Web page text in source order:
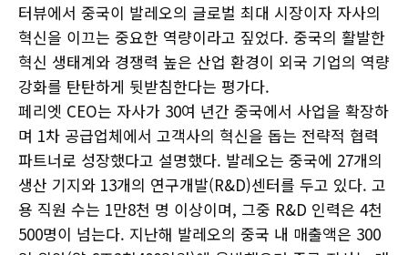
터뷰에서 중국이 발레오의 글로벌 최대 시장이자 자사의
혁신을 이끄는 중요한 역량이라고 짚었다. 중국의 활발한
혁신 생태계와 경쟁력 높은 산업 환경이 외국 기업의 역량
강화를 탄탄하게 뒷받침한다는 평가다.
페리엣 CEO는 자사가 30여 년간 중국에서 사업을 확장하
며 1차 공급업체에서 고객사의 혁신을 돕는 전략적 협력
파트너로 성장했다고 설명했다. 발레오는 중국에 27개의
생산 기지와 13개의 연구개발(R&D)센터를 두고 있다. 고
용 직원 수는 1만8천 명 이상이며, 그중 R&D 인력은 4천
500명이 넘는다. 지난해 발레오의 중국 내 매출액은 300